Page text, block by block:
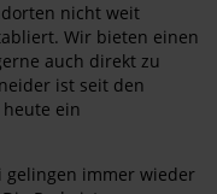
nicht weit
Wir bieten einen
auch direkt zu
ist seit den
ein
gelingen immer wieder